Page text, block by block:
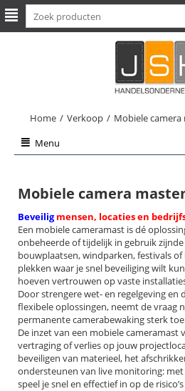
Home / Verkoop / Mobiele camera
Menu
Mobiele camera
Beveiligmensen, locaties en
Een mobiele cameramast is dé
onbeheerde of tijdelijk in gebruik zijnde
bouwplaatsen, windparken, festivals of
plekken waar je snel beveiliging wilt
hoeven vertrouwen op vaste
Door strengere wet- en regelgeving en
flexibele oplossingen, neemt de vraag
permanente camerabewaking sterk
De inzet van een mobiele cameramast
vertraging of verlies op jouw
beveiligen van materieel, het
ondersteunen van live monitoring:
speel je snel en effectief in op de